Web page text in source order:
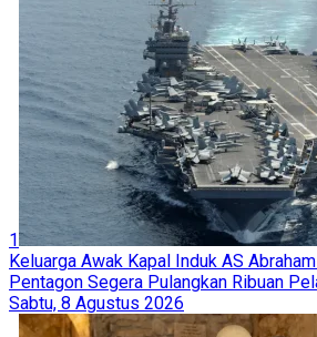
1
Keluarga Awak Kapal Induk AS
Pentagon Segera Pulangkan Ribuan
Sabtu, 8 Agustus 2026